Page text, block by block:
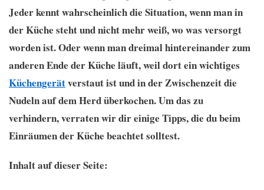
Jeder kennt wahrscheinlich die Situation, wenn man in
der Küche steht und nicht mehr weiß, wo was versorgt
worden ist. Oder wenn man dreimal hintereinander zum
anderen Ende der Küche läuft, weil dort ein wichtiges
Küchengerätverstaut ist und in der Zwischenzeit die
Nudeln auf dem Herd überkochen. Um das zu
verhindern, verraten wir dir einige Tipps, die du beim
Einräumen der Küche beachtet solltest.
Inhalt auf dieser Seite: